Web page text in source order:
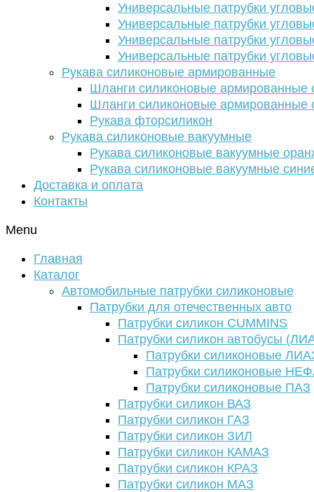
Универсальные патрубки
Универсальные патрубки
Универсальные патрубки
Универсальные патрубки
Рукава силиконовые армированные
Шланги силиконовые армированные
Шланги силиконовые армированные
Рукава фторсиликон
Рукава силиконовые вакуумные
Рукава силиконовые вакуумные
Рукава силиконовые вакуумные
Доставка и оплата
Контакты
Menu
Главная
Каталог
Автомобильные патрубки силиконовые
Патрубки для отечественных авто
Патрубки силикон CUMMINS
Патрубки силикон автобусы
Патрубки силиконовые
Патрубки силиконовые
Патрубки силиконовые ПАЗ
Патрубки силикон ВАЗ
Патрубки силикон ГАЗ
Патрубки силикон ЗИЛ
Патрубки силикон КАМАЗ
Патрубки силикон КРАЗ
Патрубки силикон МАЗ